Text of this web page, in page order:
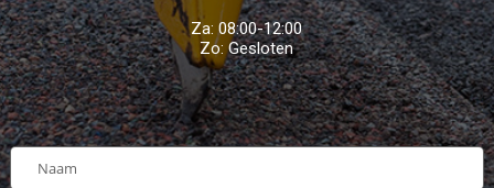
Za: 08:00-12:00
Zo: Gesloten